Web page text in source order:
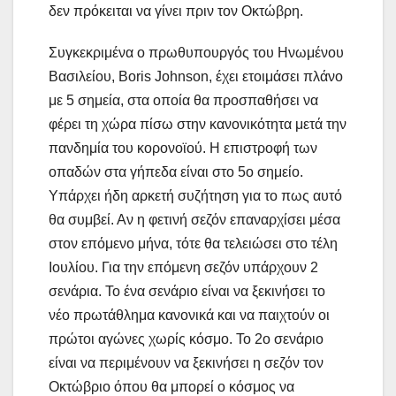
δεν πρόκειται να γίνει πριν τον Οκτώβρη.
Συγκεκριμένα ο πρωθυπουργός του Ηνωμένου
Βασιλείου, Boris Johnson, έχει ετοιμάσει πλάνο
με 5 σημεία, στα οποία θα προσπαθήσει να
φέρει τη χώρα πίσω στην κανονικότητα μετά την
πανδημία του κορονοϊού. Η επιστροφή των
οπαδών στα γήπεδα είναι στο 5ο σημείο.
Υπάρχει ήδη αρκετή συζήτηση για το πως αυτό
θα συμβεί. Αν η φετινή σεζόν επαναρχίσει μέσα
στον επόμενο μήνα, τότε θα τελειώσει στο τέλη
Ιουλίου. Για την επόμενη σεζόν υπάρχουν 2
σενάρια. Το ένα σενάριο είναι να ξεκινήσει το
νέο πρωτάθλημα κανονικά και να παιχτούν οι
πρώτοι αγώνες χωρίς κόσμο. Το 2ο σενάριο
είναι να περιμένουν να ξεκινήσει η σεζόν τον
Οκτώβριο όπου θα μπορεί ο κόσμος να